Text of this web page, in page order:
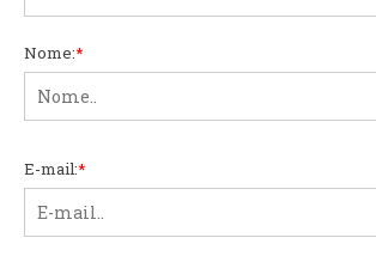
Nome:*
E-mail:*